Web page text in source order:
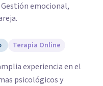
emocional,
Terapia Online
experiencia en el
psicológicos y